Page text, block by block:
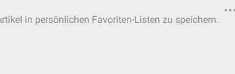
in persönlichen Favoriten-Listen zu speichern.